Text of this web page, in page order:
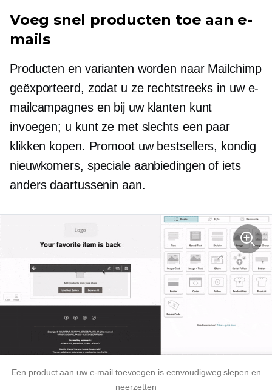
Voeg snel producten toe aan e-
mails
Producten en varianten worden naar Mailchimp
geëxporteerd, zodat u ze rechtstreeks in uw e-
mailcampagnes en bij uw klanten kunt
invoegen; u kunt ze met slechts een paar
klikken kopen. Promoot uw bestsellers, kondig
nieuwkomers, speciale aanbiedingen of iets
anders daartussenin aan.
Een product aan uw e-mail toevoegen is eenvoudigweg slepen en
neerzetten